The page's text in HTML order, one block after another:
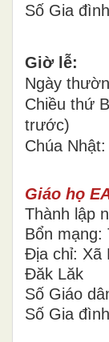
Số Gia
Giờ lễ:
Ngày
Chiều thứ
trước)
Chúa
Giáo họ
Thành lập
Bổn mạng:
Địa chỉ: Xã
Đăk Lăk
Số Giáo
Số Gia